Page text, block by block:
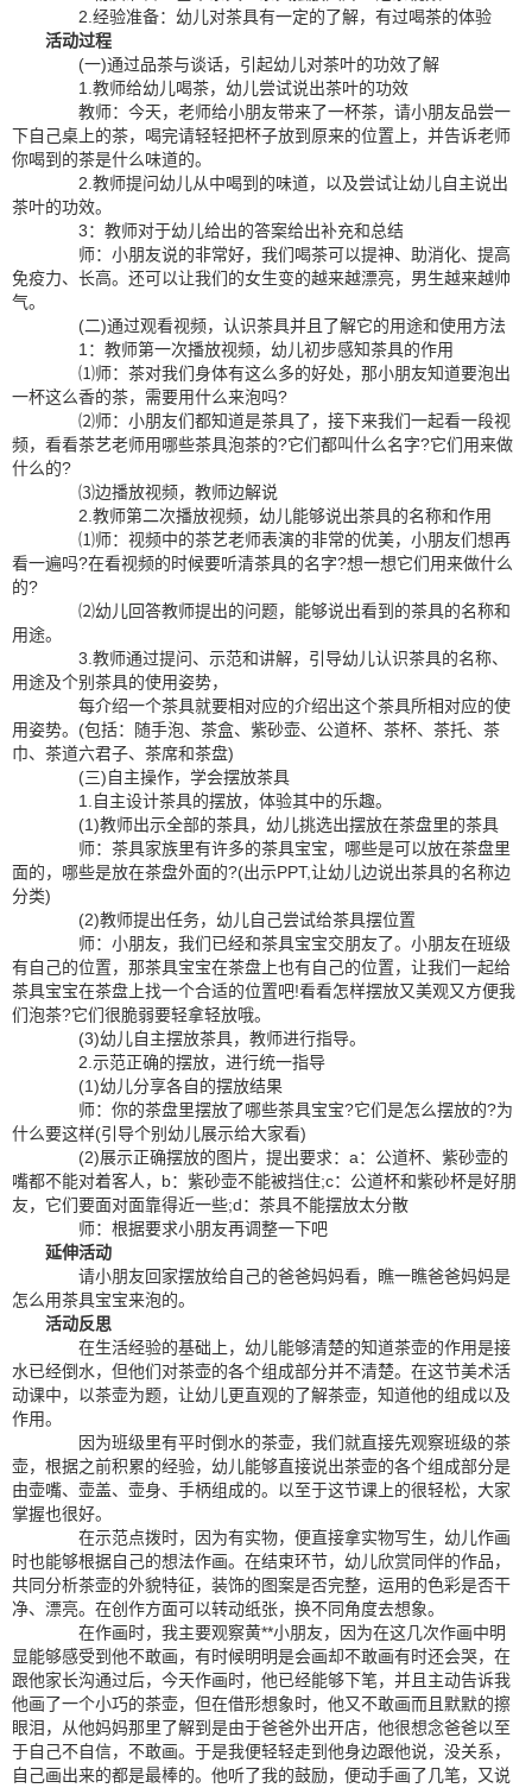
2.经验准备：幼儿对茶具有一定的了解，有过喝茶的体验
活动过程
(一)通过品茶与谈话，引起幼儿对茶叶的功效了解
1.教师给幼儿喝茶，幼儿尝试说出茶叶的功效
教师：今天，老师给小朋友带来了一杯茶，请小朋友品尝一
下自己桌上的茶，喝完请轻轻把杯子放到原来的位置上，并告诉老师
你喝到的茶是什么味道的。
2.教师提问幼儿从中喝到的味道，以及尝试让幼儿自主说出
茶叶的功效。
3：教师对于幼儿给出的答案给出补充和总结
师：小朋友说的非常好，我们喝茶可以提神、助消化、提高
免疫力、长高。还可以让我们的女生变的越来越漂亮，男生越来越帅
气。
(二)通过观看视频，认识茶具并且了解它的用途和使用方法
1：教师第一次播放视频，幼儿初步感知茶具的作用
⑴师：茶对我们身体有这么多的好处，那小朋友知道要泡出
一杯这么香的茶，需要用什么来泡吗?
⑵师：小朋友们都知道是茶具了，接下来我们一起看一段视
频，看看茶艺老师用哪些茶具泡茶的?它们都叫什么名字?它们用来做
什么的?
⑶边播放视频，教师边解说
2.教师第二次播放视频，幼儿能够说出茶具的名称和作用
⑴师：视频中的茶艺老师表演的非常的优美，小朋友们想再
看一遍吗?在看视频的时候要听清茶具的名字?想一想它们用来做什么
的?
⑵幼儿回答教师提出的问题，能够说出看到的茶具的名称和
用途。
3.教师通过提问、示范和讲解，引导幼儿认识茶具的名称、
用途及个别茶具的使用姿势，
每介绍一个茶具就要相对应的介绍出这个茶具所相对应的使
用姿势。(包括：随手泡、茶盒、紫砂壶、公道杯、茶杯、茶托、茶
巾、茶道六君子、茶席和茶盘)
(三)自主操作，学会摆放茶具
1.自主设计茶具的摆放，体验其中的乐趣。
(1)教师出示全部的茶具，幼儿挑选出摆放在茶盘里的茶具
师：茶具家族里有许多的茶具宝宝，哪些是可以放在茶盘里
面的，哪些是放在茶盘外面的?(出示PPT,让幼儿边说出茶具的名称边
分类)
(2)教师提出任务，幼儿自己尝试给茶具摆位置
师：小朋友，我们已经和茶具宝宝交朋友了。小朋友在班级
有自己的位置，那茶具宝宝在茶盘上也有自己的位置，让我们一起给
茶具宝宝在茶盘上找一个合适的位置吧!看看怎样摆放又美观又方便我
们泡茶?它们很脆弱要轻拿轻放哦。
(3)幼儿自主摆放茶具，教师进行指导。
2.示范正确的摆放，进行统一指导
(1)幼儿分享各自的摆放结果
师：你的茶盘里摆放了哪些茶具宝宝?它们是怎么摆放的?为
什么要这样(引导个别幼儿展示给大家看)
(2)展示正确摆放的图片，提出要求：a：公道杯、紫砂壶的
嘴都不能对着客人，b：紫砂壶不能被挡住;c：公道杯和紫砂杯是好朋
友，它们要面对面靠得近一些;d：茶具不能摆放太分散
师：根据要求小朋友再调整一下吧
延伸活动
请小朋友回家摆放给自己的爸爸妈妈看，瞧一瞧爸爸妈妈是
怎么用茶具宝宝来泡的。
活动反思
在生活经验的基础上，幼儿能够清楚的知道茶壶的作用是接
水已经倒水，但他们对茶壶的各个组成部分并不清楚。在这节美术活
动课中，以茶壶为题，让幼儿更直观的了解茶壶，知道他的组成以及
作用。
因为班级里有平时倒水的茶壶，我们就直接先观察班级的茶
壶，根据之前积累的经验，幼儿能够直接说出茶壶的各个组成部分是
由壶嘴、壶盖、壶身、手柄组成的。以至于这节课上的很轻松，大家
掌握也很好。
在示范点拨时，因为有实物，便直接拿实物写生，幼儿作画
时也能够根据自己的想法作画。在结束环节，幼儿欣赏同伴的作品，
共同分析茶壶的外貌特征，装饰的图案是否完整，运用的色彩是否干
净、漂亮。在创作方面可以转动纸张，换不同角度去想象。
在作画时，我主要观察黄**小朋友，因为在这几次作画中明
显能够感受到他不敢画，有时候明明是会画却不敢画有时还会哭，在
跟他家长沟通过后，今天作画时，他已经能够下笔，并且主动告诉我
他画了一个小巧的茶壶，但在借形想象时，他又不敢画而且默默的擦
眼泪，从他妈妈那里了解到是由于爸爸外出开店，他很想念爸爸以至
于自己不自信，不敢画。于是我便轻轻走到他身边跟他说，没关系，
自己画出来的都是最棒的。他听了我的鼓励，便动手画了几笔，又说